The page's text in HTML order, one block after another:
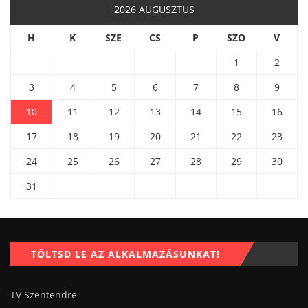
2026 AUGUSZTUS
H K SZE CS P SZO
V
1
2
3
4 5 6 7 8
9
10
11 12 13 14 15
16
17
18 19 20 21 22
23
24
25 26 27 28 29
30
31
TÖLTSD LE AZ ALKALMAZÁSUNKAT!
TV Szentendre